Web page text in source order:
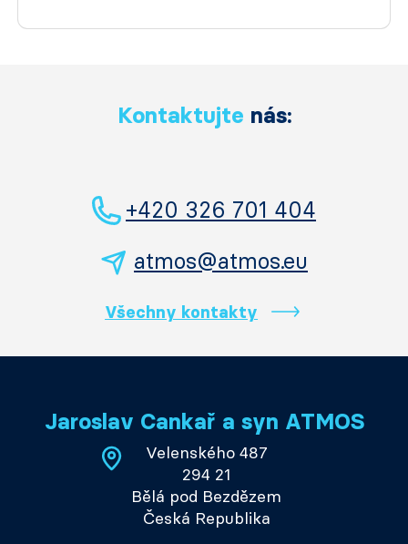
Kontaktujte nás:
+420 326 701 404
atmos@atmos.eu
Všechny kontakty
Jaroslav Cankař a syn ATMOS
Velenského 487
294 21
Bělá pod Bezdězem
Česká Republika